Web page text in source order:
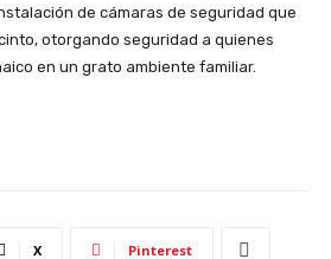
de cámaras de seguridad que
otorgando seguridad a quienes
en un grato ambiente familiar.
X Pinterest